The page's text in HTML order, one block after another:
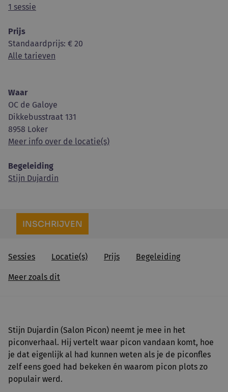
1 sessie
Prijs
Standaardprijs: € 20
Alle tarieven
Waar
OC de Galoye
Dikkebusstraat 131
8958 Loker
Meer info over de locatie(s)
Begeleiding
Stijn Dujardin
INSCHRIJVEN
Sessies Locatie(s) Prijs Begeleiding
Meer zoals dit
Stijn Dujardin (Salon Picon) neemt je mee in het
piconverhaal. Hij vertelt waar picon vandaan komt, hoe
je dat eigenlijk al had kunnen weten als je de piconfles
zelf eens goed had bekeken én waarom picon plots zo
populair werd.